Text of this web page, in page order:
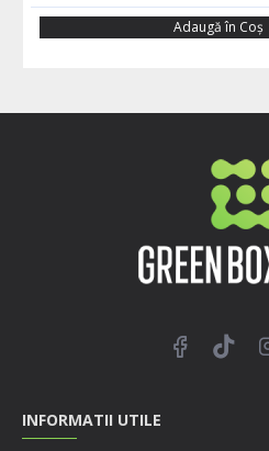
Adaugă în Coş
INFORMATII UTILE